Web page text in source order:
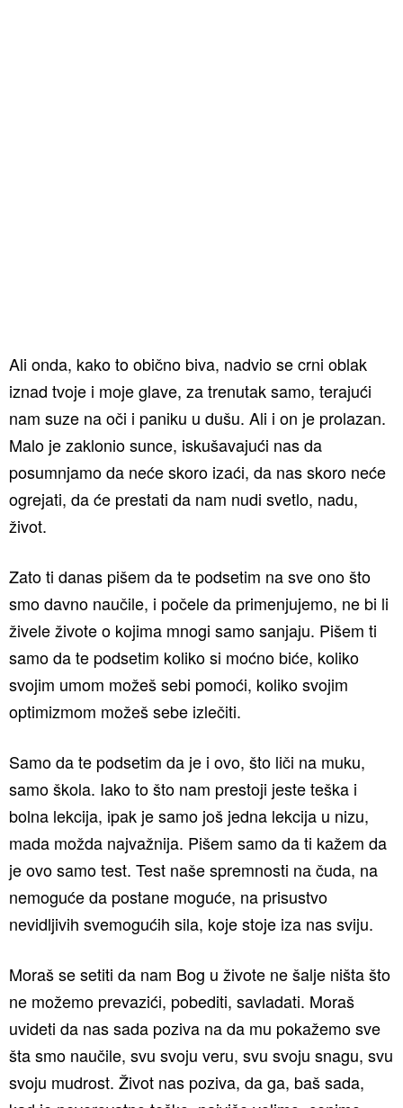
Ali onda, kako to obično biva, nadvio se crni oblak
iznad tvoje i moje glave, za trenutak samo, terajući
nam suze na oči i paniku u dušu. Ali i on je prolazan.
Malo je zaklonio sunce, iskušavajući nas da
posumnjamo da neće skoro izaći, da nas skoro neće
ogrejati, da će prestati da nam nudi svetlo, nadu,
život.
Zato ti danas pišem da te podsetim na sve ono što
smo davno naučile, i počele da primenjujemo, ne bi li
živele živote o kojima mnogi samo sanjaju. Pišem ti
samo da te podsetim koliko si moćno biće, koliko
svojim umom možeš sebi pomoći, koliko svojim
optimizmom možeš sebe izlečiti.
Samo da te podsetim da je i ovo, što liči na muku,
samo škola. Iako to što nam prestoji jeste teška i
bolna lekcija, ipak je samo još jedna lekcija u nizu,
mada možda najvažnija. Pišem samo da ti kažem da
je ovo samo test. Test naše spremnosti na čuda, na
nemoguće da postane moguće, na prisustvo
nevidljivih svemogućih sila, koje stoje iza nas sviju.
Moraš se setiti da nam Bog u živote ne šalje ništa što
ne možemo prevazići, pobediti, savladati. Moraš
uvideti da nas sada poziva na da mu pokažemo sve
šta smo naučile, svu svoju veru, svu svoju snagu, svu
svoju mudrost. Život nas poziva, da ga, baš sada,